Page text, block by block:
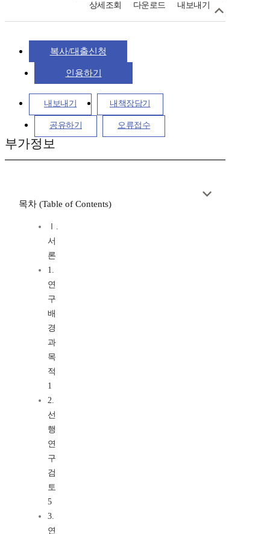
상세조회 다운로드 내보내기
복사/대출신청
인용하기
내보내기 내책장담기
공유하기 오류접수
부가정보
목차 (Table of Contents)
Ⅰ.
서
론
1.
연
구
배
경
과
목
적
1
2.
선
행
연
구
검
토
5
3.
연